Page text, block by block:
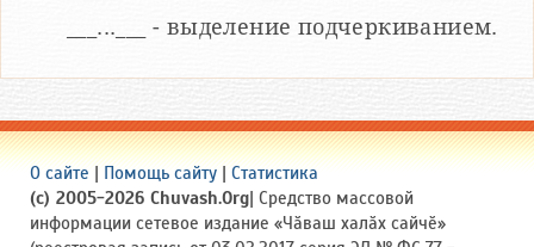
___...___ - выделение подчеркиванием.
О сайте | Помощь сайту | Статистика
(c) 2005-2026 Chuvash.Org| Средство массовой
информации сетевое издание «Чӑваш халӑх сайчӗ»